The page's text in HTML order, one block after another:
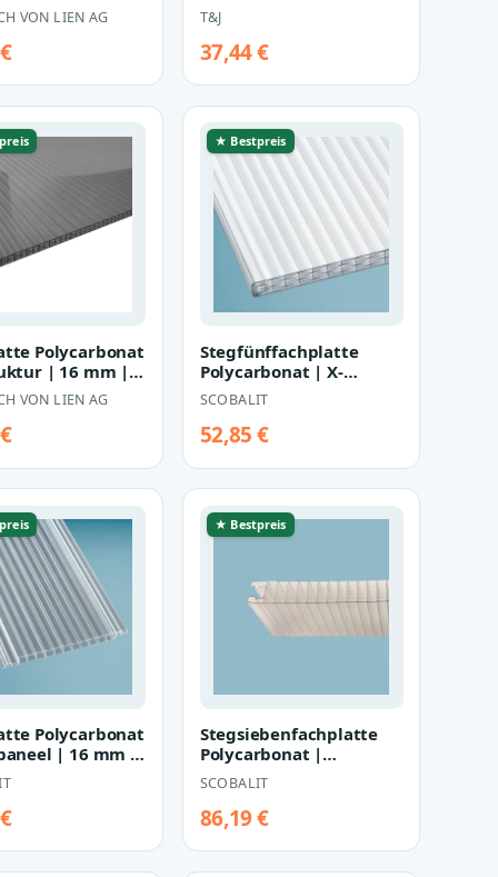
VON LIEN AG
Breitkammer | 16 mm |
Breite 980…
T&J
37,44 €
Polycarbonat
| 16 mm |
mm |
VON LIEN AG
★ Bestpreis
Stegfünffachplatte
Polycarbonat | X-
Struktur | Sun Stop | 25
mm | Brei…
SCOBALIT
52,85 €
Polycarbonat
| 16 mm |
mm | glaskl…
★ Bestpreis
Stegsiebenfachplatte
Polycarbonat |
Clickpaneel | Thermo |
40 mm | Bre…
SCOBALIT
86,19 €